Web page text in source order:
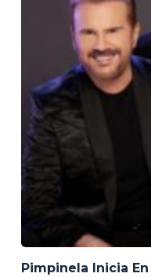
Pimpinela Inicia